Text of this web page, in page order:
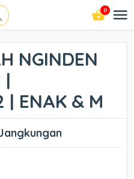
0
NGINDEN
|
ENAK & M